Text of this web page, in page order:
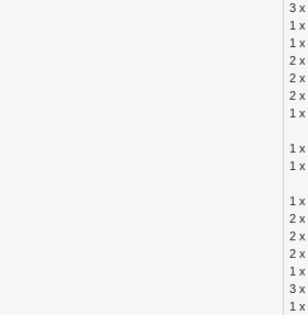
3 x
1 x
1 x
2 x
2 x
2 x
1 x
1 x
1 x
1 x
2 x
2 x
2 x
1 x
3 x
1 x